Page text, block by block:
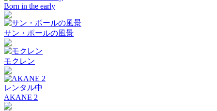
Born in the early
サン・ポールの風景
モクレン
レンタル中
AKANE 2